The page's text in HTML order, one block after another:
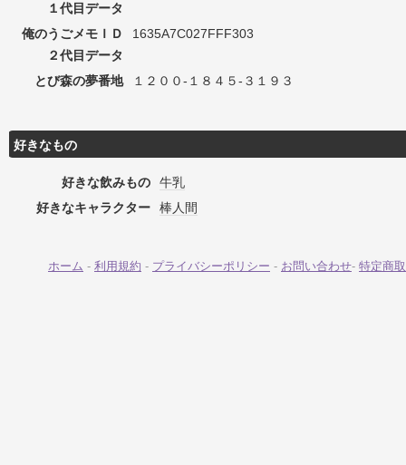
１代目データ
俺のうごメモＩＤ
２代目データ
1635A7C027FFF303
とび森の夢番地 １２００-１８４５-３１９３
好きなもの
好きな飲みもの
牛乳
好きなキャラクター
棒人間
ホーム - 利用規約 - プライバシーポリシー - お問い合わせ- 特定商